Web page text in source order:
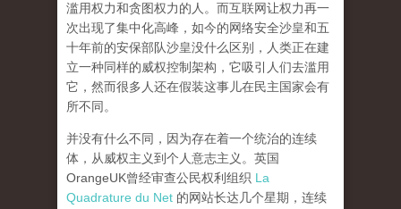
滥用权力和贪图权力的人。而互联网让权力再一
次出现了集中化高峰， 如今的网络安全沙皇和五
十年前的安保部队沙皇没什么区别，人类正在建
立一种同样的威权控制架构，它吸引人们去滥用
它，然而很多人还在假装这事儿在民主国家会有
所不同。
并没有什么不同，因为存在着一个统治的连续
体，从威权主义到个人意志主义。英国
OrangeUK曾经审查公民权利组织 La
Quadrature du Net 的网站长达几个星期，连续